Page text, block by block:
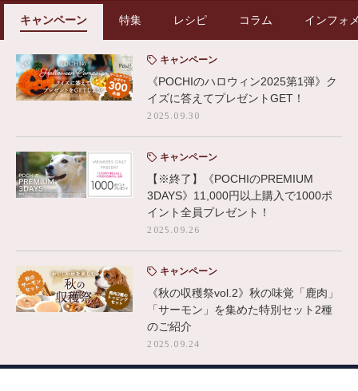
キャンペーン 特集 レシピ コラム インフォ
キャンペーン
《POCHIのハロウィン2025第1弾》ク
イズに答えてプレゼントGET！
2025.09.30
キャンペーン
【※終了】《POCHIのPREMIUM
3DAYS》11,000円以上購入で1000ポ
イント全員プレゼント！
2025.09.26
キャンペーン
《秋の収穫祭vol.2》秋の味覚「鹿肉」
「サーモン」を集めた特別セット2種
のご紹介
2025.09.24